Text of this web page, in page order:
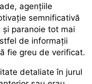
agențiile
semnificativă
paranoie tot mai
de informații
fie greu de verificat.
detaliate în jurul